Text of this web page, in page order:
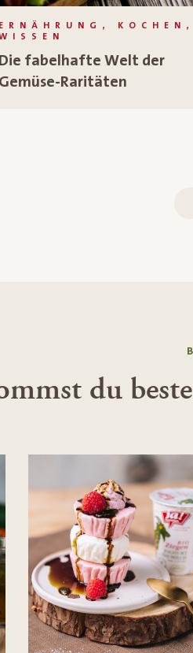
ERNÄHRUNG, KOCHEN,
Die fabelhafte Welt der
Gemüse-Raritäten
du